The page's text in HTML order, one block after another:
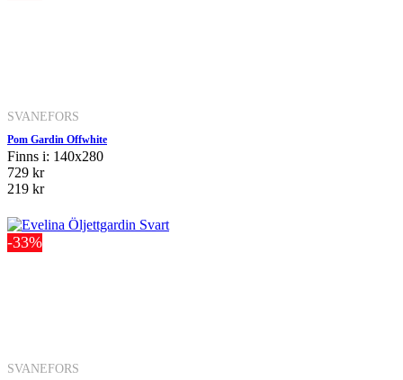
SVANEFORS
Pom Gardin Offwhite
Finns i: 140x280
729 kr
219 kr
-33%
SVANEFORS